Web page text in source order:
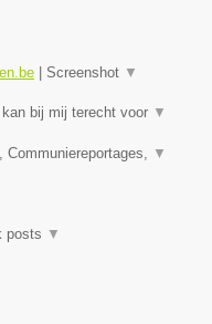
Screenshot ▼
bij mij terecht voor ▼
▼
posts ▼